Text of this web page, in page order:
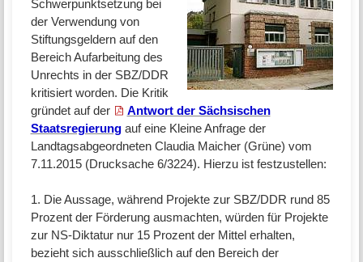
Schwerpunktsetzung bei
der Verwendung von
Stiftungsgeldern auf den
Bereich Aufarbeitung des
Unrechts in der SBZ/DDR
kritisiert worden. Die Kritik
gründet auf der
Antwort der Sächsischen
Staatsregierungauf eine Kleine Anfrage der
Landtagsabgeordneten Claudia Maicher (Grüne) vom
7.11.2015 (Drucksache 6/3224). Hierzu ist festzustellen:
1. Die Aussage, während Projekte zur SBZ/DDR rund 85
Prozent der Förderung ausmachten, würden für Projekte
zur NS-Diktatur nur 15 Prozent der Mittel erhalten,
bezieht sich ausschließlich auf den Bereich der